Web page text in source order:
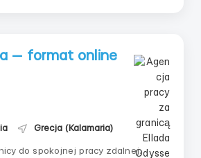
— format online
Grecja (Kalamaria)
do spokojnej pracy zdalnej.